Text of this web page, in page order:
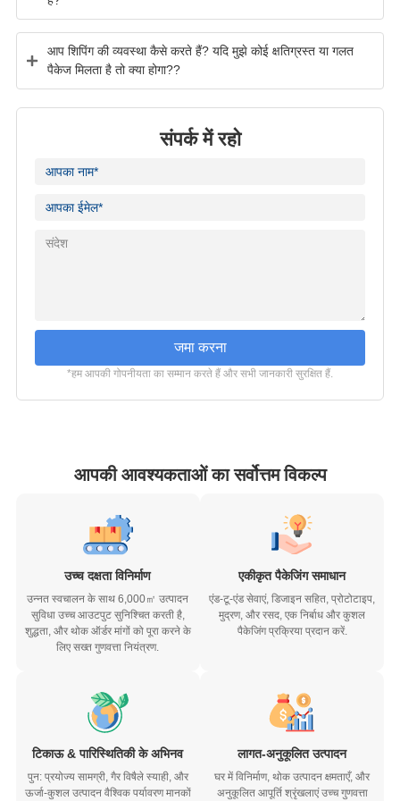
आप शिपिंग की व्यवस्था कैसे करते हैं? यदि मुझे कोई क्षतिग्रस्त या गलत
पैकेज मिलता है तो क्या होगा??
संपर्क में रहो
जमा करना
*हम आपकी गोपनीयता का सम्मान करते हैं और सभी जानकारी सुरक्षित हैं.
आपकी आवश्यकताओं का सर्वोत्तम विकल्प
उच्च दक्षता विनिर्माण
उन्नत स्वचालन के साथ 6,000㎡ उत्पादन
सुविधा उच्च आउटपुट सुनिश्चित करती है,
शुद्धता, और थोक ऑर्डर मांगों को पूरा करने के
लिए सख्त गुणवत्ता नियंत्रण.
एकीकृत पैकेजिंग समाधान
एंड-टू-एंड सेवाएं, डिजाइन सहित, प्रोटोटाइप,
मुद्रण, और रसद, एक निर्बाध और कुशल
पैकेजिंग प्रक्रिया प्रदान करें.
टिकाऊ & पारिस्थितिकी के अभिनव
पुन: प्रयोज्य सामग्री, गैर विषैले स्याही, और
ऊर्जा-कुशल उत्पादन वैश्विक पर्यावरण मानकों
लागत-अनुकूलित उत्पादन
घर में विनिर्माण, थोक उत्पादन क्षमताएँ, और
अनुकूलित आपूर्ति श्रृंखलाएं उच्च गुणवत्ता